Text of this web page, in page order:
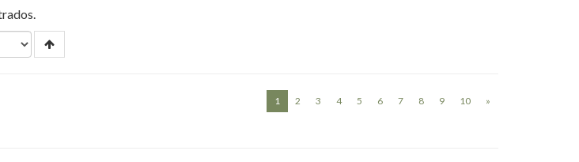
1 (current)
2 3 4 5 6 7 8 9 10 »